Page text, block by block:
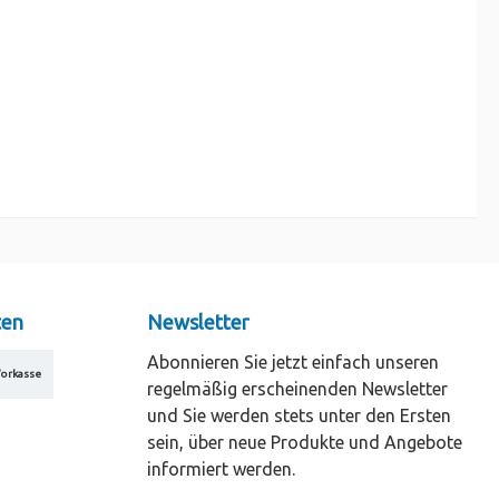
Newsletter
Abonnieren Sie jetzt einfach unseren
regelmäßig erscheinenden Newsletter
und Sie werden stets unter den Ersten
sein, über neue Produkte und Angebote
informiert werden.